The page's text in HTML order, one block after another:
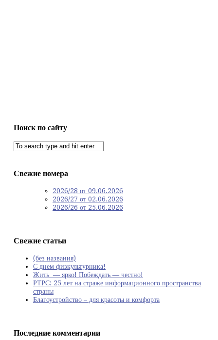
Поиск по сайту
Свежие номера
2026/28 от 09.06.2026
2026/27 от 02.06.2026
2026/26 от 25.06.2026
Свежие статьи
(без названия)
С днем физкультурника!
Жить — ярко! Побеждать — честно!
РТРС: 25 лет на страже информационного пространства
страны
Благоустройство – для красоты и комфорта
Последние комментарии